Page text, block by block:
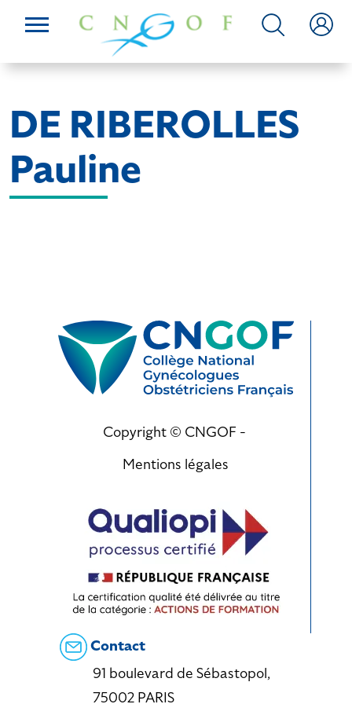
DE RIBEROLLES
Pauline
Copyright © CNGOF -
Mentions légales
Contact
91 boulevard de Sébastopol,
75002 PARIS